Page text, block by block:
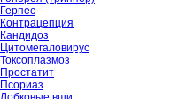
Герпес
Контрацепция
Кандидоз
Цитомегаловирус
Токсоплазмоз
Простатит
Псориаз